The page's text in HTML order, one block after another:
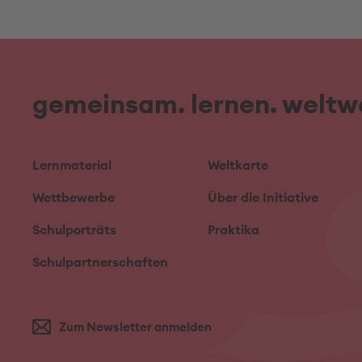
gemeinsam. lernen.
Lernmaterial
Wettbewerbe
Schulporträts
Schulpartnerschaften
Weltkarte
Über die Initiative
Praktika
Zum Newsletter anmelden